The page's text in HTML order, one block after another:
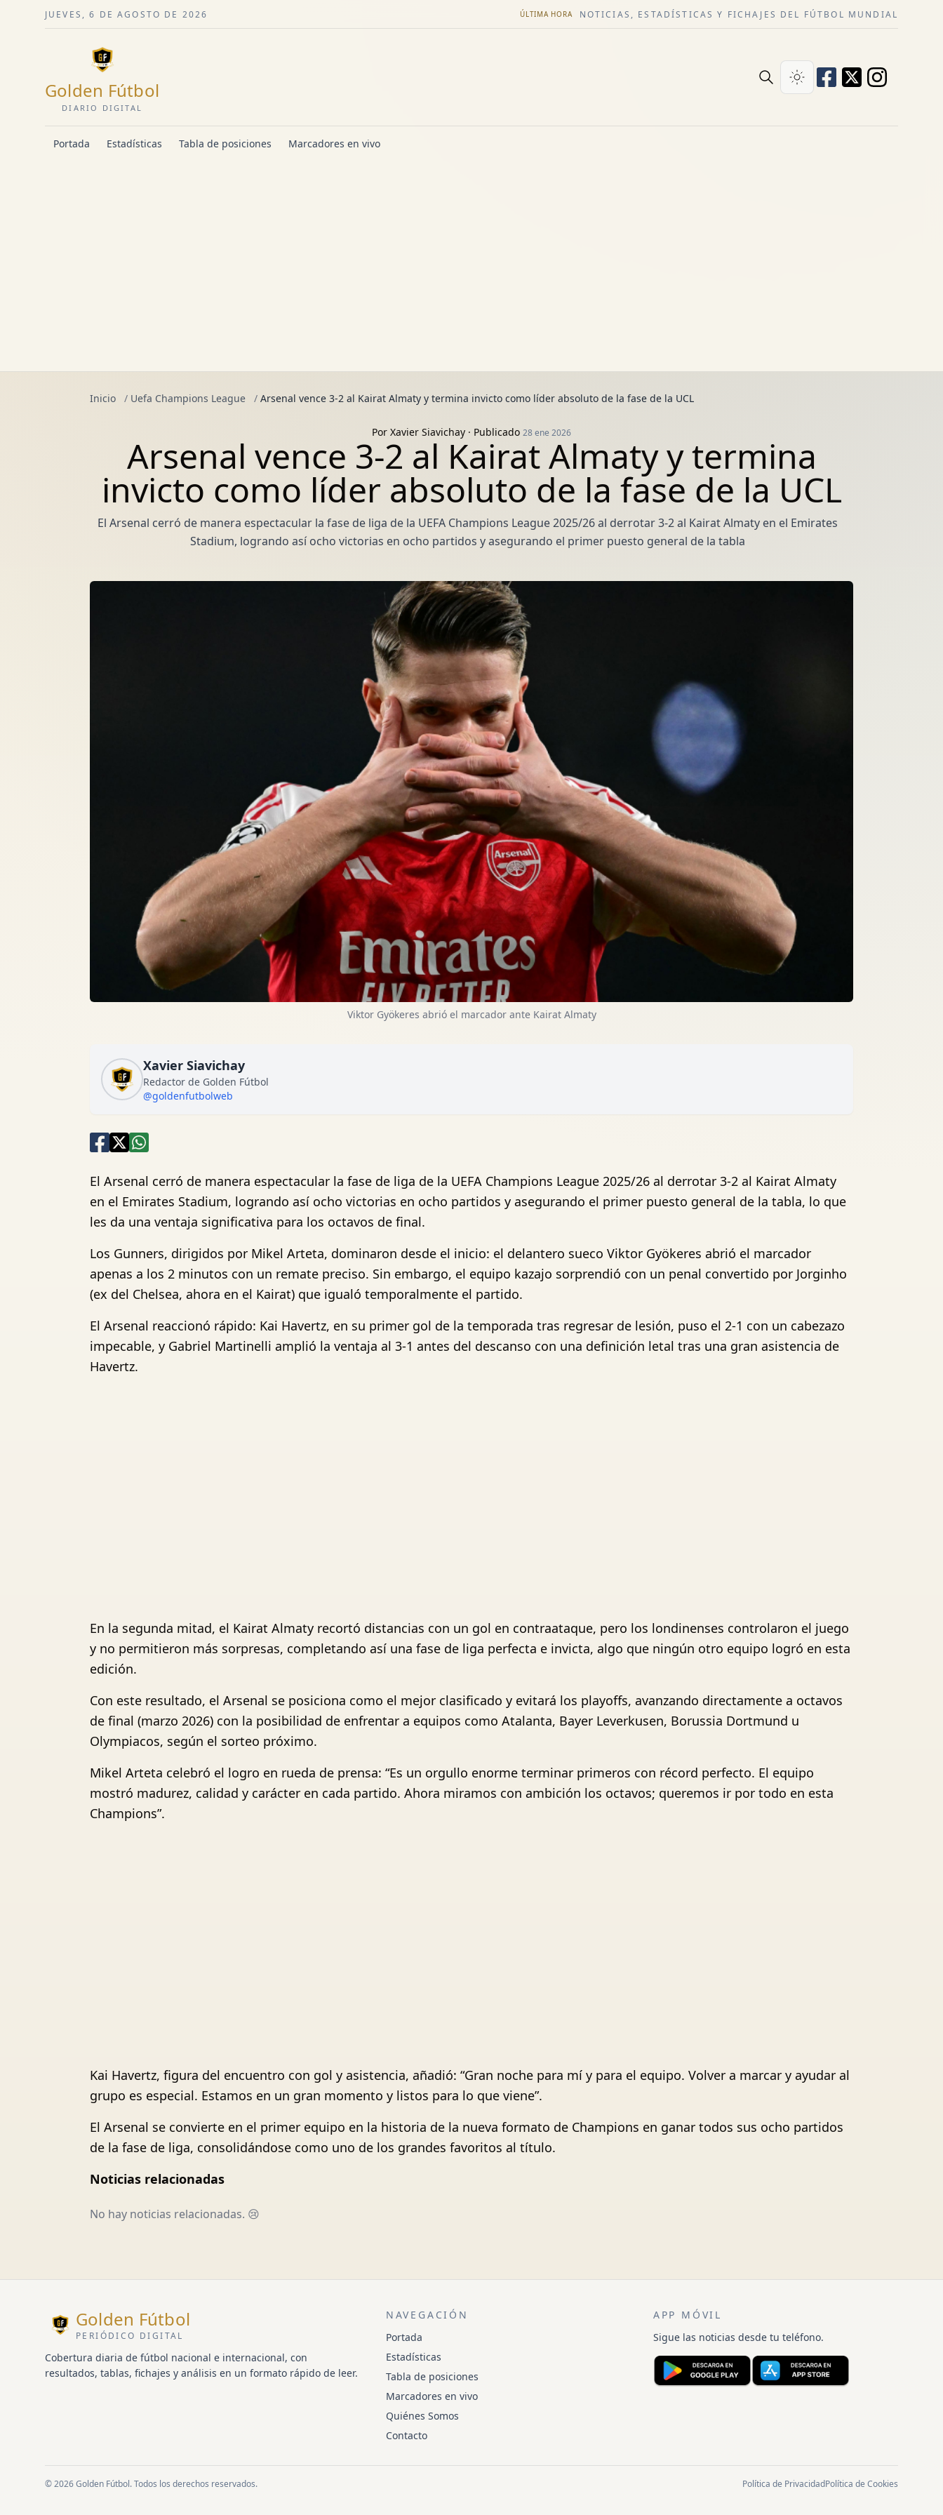
JUEVES, 6 DE AGOSTO DE 2026 ÚLTIMA HORA NOTICIAS, ESTADÍSTICAS Y FICHAJES DEL FÚTBOL MUNDIAL
Golden Fútbol
DIARIO DIGITAL
Portada Estadísticas Tabla de posiciones Marcadores en vivo
Inicio / Uefa Champions League / Arsenal vence 3-2 al Kairat Almaty y termina invicto como líder absoluto de la fase de la UCL
Por Xavier Siavichay · Publicado 28 ene 2026
Arsenal vence 3-2 al Kairat Almaty y termina
invicto como líder absoluto de la fase de la UCL
El Arsenal cerró de manera espectacular la fase de liga de la UEFA Champions League 2025/26 al derrotar 3-2 al Kairat Almaty en el Emirates
Stadium, logrando así ocho victorias en ocho partidos y asegurando el primer puesto general de la tabla
Viktor Gyökeres abrió el marcador ante Kairat Almaty
Xavier Siavichay
Redactor de Golden Fútbol
@goldenfutbolweb
El Arsenal cerró de manera espectacular la fase de liga de la UEFA Champions League 2025/26 al derrotar 3-2 al Kairat Almaty
en el Emirates Stadium, logrando así ocho victorias en ocho partidos y asegurando el primer puesto general de la tabla, lo que
les da una ventaja significativa para los octavos de final.
Los Gunners, dirigidos por Mikel Arteta, dominaron desde el inicio: el delantero sueco Viktor Gyökeres abrió el marcador
apenas a los 2 minutos con un remate preciso. Sin embargo, el equipo kazajo sorprendió con un penal convertido por Jorginho
(ex del Chelsea, ahora en el Kairat) que igualó temporalmente el partido.
El Arsenal reaccionó rápido: Kai Havertz, en su primer gol de la temporada tras regresar de lesión, puso el 2-1 con un cabezazo
impecable, y Gabriel Martinelli amplió la ventaja al 3-1 antes del descanso con una definición letal tras una gran asistencia de
Havertz.
En la segunda mitad, el Kairat Almaty recortó distancias con un gol en contraataque, pero los londinenses controlaron el juego
y no permitieron más sorpresas, completando así una fase de liga perfecta e invicta, algo que ningún otro equipo logró en esta
edición.
Con este resultado, el Arsenal se posiciona como el mejor clasificado y evitará los playoffs, avanzando directamente a octavos
de final (marzo 2026) con la posibilidad de enfrentar a equipos como Atalanta, Bayer Leverkusen, Borussia Dortmund u
Olympiacos, según el sorteo próximo.
Mikel Arteta celebró el logro en rueda de prensa: “Es un orgullo enorme terminar primeros con récord perfecto. El equipo
mostró madurez, calidad y carácter en cada partido. Ahora miramos con ambición los octavos; queremos ir por todo en esta
Champions”.
Kai Havertz, figura del encuentro con gol y asistencia, añadió: “Gran noche para mí y para el equipo. Volver a marcar y ayudar al
grupo es especial. Estamos en un gran momento y listos para lo que viene”.
El Arsenal se convierte en el primer equipo en la historia de la nueva formato de Champions en ganar todos sus ocho partidos
de la fase de liga, consolidándose como uno de los grandes favoritos al título.
Noticias relacionadas
No hay noticias relacionadas. 😢
Golden Fútbol
PERIÓDICO DIGITAL
Cobertura diaria de fútbol nacional e internacional, con
resultados, tablas, fichajes y análisis en un formato rápido de leer.
NAVEGACIÓN
Portada
Estadísticas
Tabla de posiciones
Marcadores en vivo
Quiénes Somos
Contacto
APP MÓVIL
Sigue las noticias desde tu teléfono.
© 2026 Golden Fútbol. Todos los derechos reservados. Política de PrivacidadPolítica de Cookies